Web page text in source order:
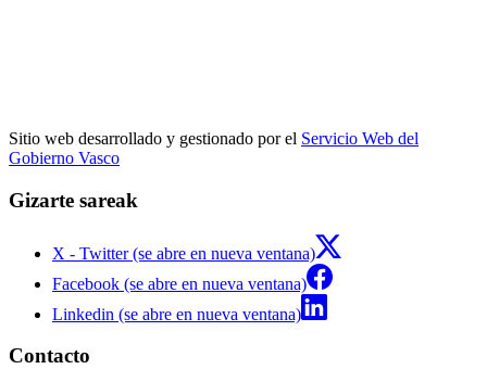
Sitio web desarrollado y gestionado por el Servicio Web del
Gobierno Vasco
Gizarte sareak
X - Twitter (se abre en nueva ventana)
Facebook (se abre en nueva ventana)
Linkedin (se abre en nueva ventana)
Contacto